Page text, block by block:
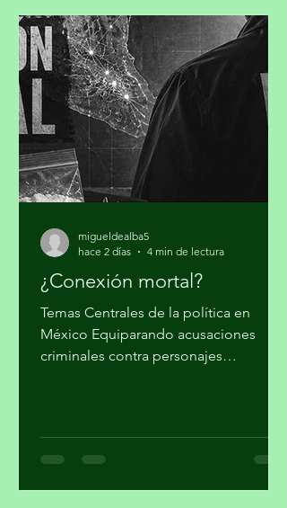
convergencia de conflictos, crisis
climática, inseguridad alimentaria y
desigualdad, al advertir que el mundo
no puede reaccionar a cada desastre
como un hecho independiente.
Guterres sostuvo que las guerras y el
cambio climático agravan las
condiciones de vida de millones de pe
¿Conexión mortal?
Temas Centrales de la política en
México Equiparando acusaciones
estadounidenses. Por Miguel Tirado
Rasso mitirasso@yahoo.com.mx Parte
hace 2 días
4 min de lectura